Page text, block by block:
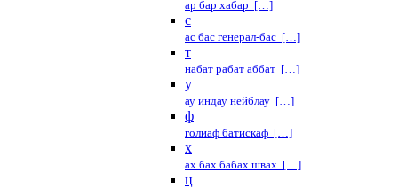
ар бар хабар […]
с
ас бас генерал-бас […]
т
набат рабат аббат […]
у
ау индау нейблау […]
ф
голиаф батискаф […]
х
ах бах бабах швах […]
ц